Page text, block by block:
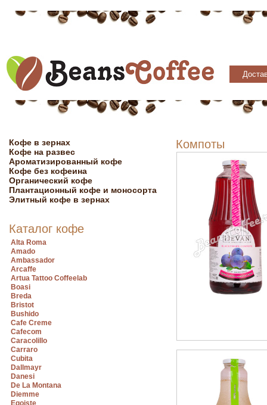
Кофе в зернах
Кофе на развес
Ароматизированный кофе
Кофе без кофеина
Органический кофе
Плантационный кофе и моносорта
Элитный кофе в зернах
Каталог кофе
Alta Roma
Amado
Ambassador
Arcaffe
Artua Tattoo Coffeelab
Boasi
Breda
Bristot
Bushido
Cafe Creme
Cafecom
Caracolillo
Carraro
Cubita
Dallmayr
Danesi
De La Montana
Diemme
Egoiste
Компоты